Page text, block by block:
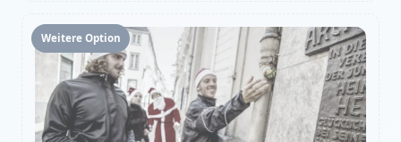
Weitere Option